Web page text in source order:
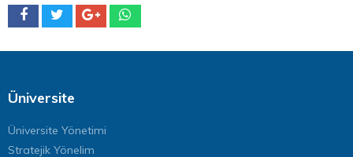
Üniversite
Üniversite Yönetimi
Stratejik Yönelim